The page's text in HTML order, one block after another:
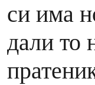
си има
дали то